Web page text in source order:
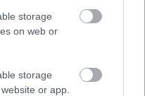
storage
on web or
storage
or app.